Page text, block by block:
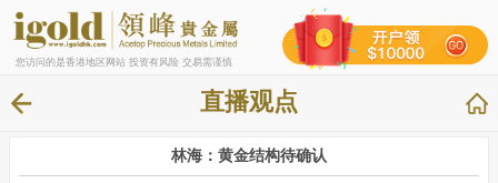
您访问的是香港地区网站 投资有风险 交易需谨慎
直播观点
林海：黄金结构待确认